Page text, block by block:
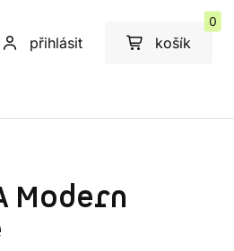
přihlásit košík
0
Modern